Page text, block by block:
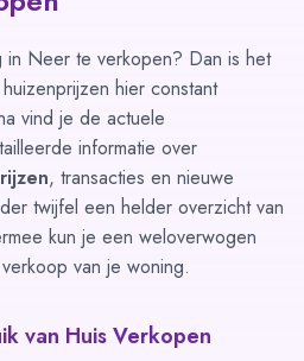
Neer te verkopen? Dan is het
hier constant
vind je de actuele
informatie over
, transacties en nieuwe
twijfel een helder overzicht van
kun je een weloverwogen
van je woning.
van Huis Verkopen